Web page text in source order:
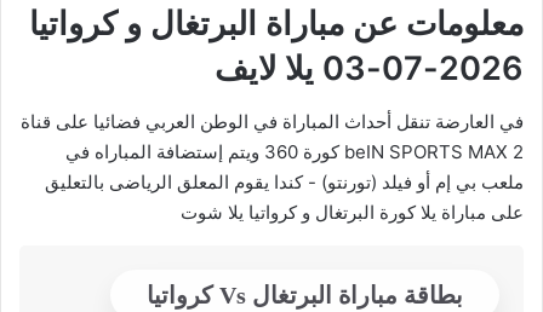
معلومات عن مباراة البرتغال و كرواتيا
2026-07-03 يلا لايف
في العارضة تنقل أحداث المباراة في الوطن العربي فضائيا على قناة
beIN SPORTS MAX 2 كورة 360 ويتم إستضافة المباراه في
ملعب بي إم أو فيلد (تورنتو) - كندا يقوم المعلق الرياضى بالتعليق
على مباراة يلا كورة البرتغال و كرواتيا يلا شوت
بطاقة مباراة البرتغال Vs كرواتيا